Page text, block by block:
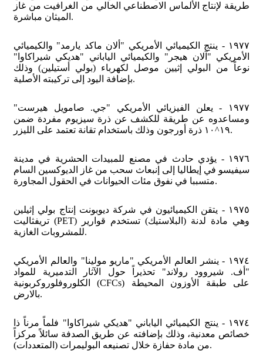
طريقة لإنتاج الألماس الاصطناعي الخالي من الغرافيت من غاز
الميثان مباشرة.
١٩٧٧ - ينتج الكيميائي الأمريكي "ألان ماكد يارمد" والكيميائي
الأمريكي "آلان هيجر" والكيميائي الياباني "هديكي شيراكاوا"
نوعاً من البولي إثيين موصل لكهرباء (بولي أستيلين) وذلك
بإضافة اليود إلى تركيبته الأصلية.
١٩٧٧ - يعلن الفيزيائي الأمريكي "جي. صامويل هيرست"
ومساعدوه عن طريقة للكشف عن ذرة سيزيوم مفردة ضمن
١٩^١٠ ذرة أورجون وذلك باستخدام تقانة تعتمد على الليزر.
١٩٧٦ - يؤدي حادث في مصنع للمبيدات الحشرية في مدينة
سيفيسو في إيطاليا إلى إنبعاث سحب من غاز الديوكسين السام
متسببا في نفوق مئات الحيوانات في الحقول المجاورة.
١٩٧٥ - يتقن الكيميائيون في شركة ديوبونت إنتاج بولي إثيلين
تريفثاليت (PET) وهي مادة لدنة (البلاستيك) تستخدم قوارير
للمشروبات الغازية.
١٩٧٤ - ينشر العالم الأمريكي "ماريو مولينا" والعالم الأمريكي
"أف. شيروود رولاند" تحذيراً حول الآثار التدميرية للمواد
الكلوروفلوروكربونية (CFCs) على طبقة الأوزون المحيطة
بالارض.
١٩٧٤ - ينتج الكيميائي الياباني "هديكي شيراكاوا" فلماً مرناً ذا
خصائص معدنية، وذلك بإضافته عن طريق الصدفة سائلاً مركزاً
من مادة حفازة خلال تصنيعه البوليمرات (المتعددات).